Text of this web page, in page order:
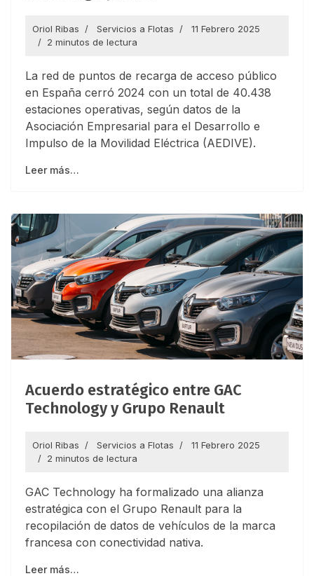
Oriol Ribas Servicios a Flotas
11 Febrero 2025
2 minutos de lectura
La red de puntos de recarga de acceso público
en España cerró 2024 con un total de 40.438
estaciones operativas, según datos de la
Asociación Empresarial para el Desarrollo e
Impulso de la Movilidad Eléctrica (AEDIVE).
Leer más…
Acuerdo estratégico entre GAC
Technology y Grupo Renault
Oriol Ribas Servicios a Flotas
11 Febrero 2025
2 minutos de lectura
GAC Technology ha formalizado una alianza
estratégica con el Grupo Renault para la
recopilación de datos de vehículos de la marca
francesa con conectividad nativa.
Leer más…